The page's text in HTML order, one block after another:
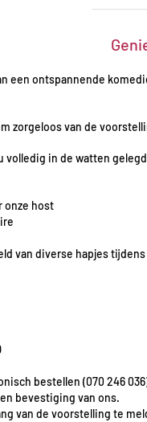
een ontspannende
zorgeloos van de
volledig in de watten
onze host
van diverse hapjes
bestellen (070 246
bevestiging van ons.
van de voorstelling te